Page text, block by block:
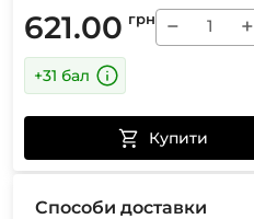
621.00 грн − +
+31 бал
Купити
Способи доставки